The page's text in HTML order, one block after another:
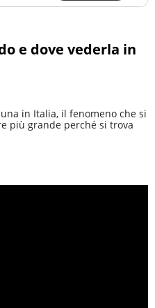
e dove vederla in
in Italia, il fenomeno che si
più grande perché si trova